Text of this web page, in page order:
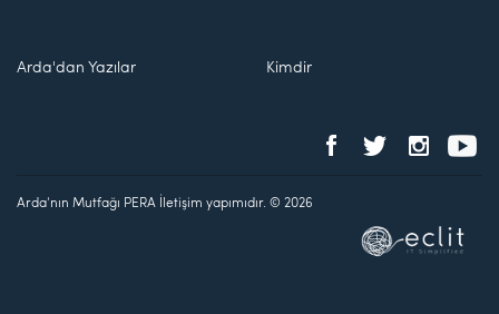
Arda'dan Yazılar Kimdir
Arda'nın Mutfağı PERA İletişim yapımıdır. © 2026